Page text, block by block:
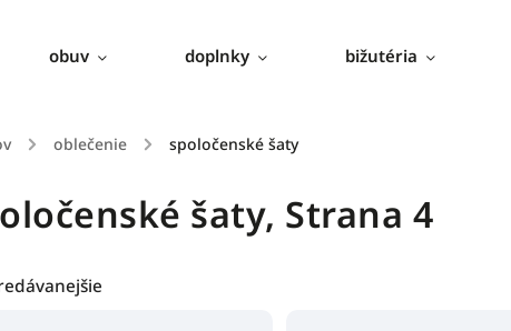
obuv doplnky bižutéria
/ oblečenie / spoločenské šaty
šaty, Strana 4